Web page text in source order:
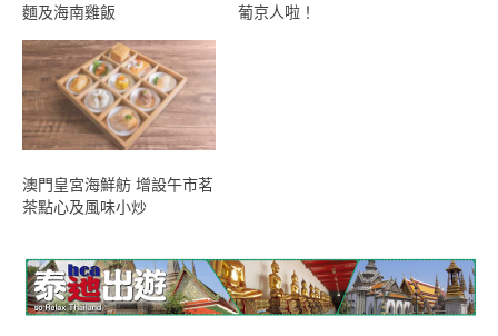
麵及海南雞飯
葡京人啦！
澳門皇宮海鮮舫 增設午市茗
茶點心及風味小炒